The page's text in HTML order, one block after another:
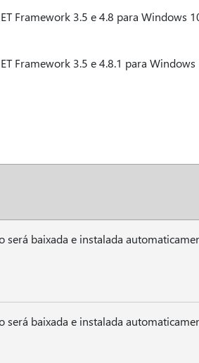
Framework 3.5 e 4.8 para Windows
Framework 3.5 e 4.8.1 para
será baixada e instalada
será baixada e instalada